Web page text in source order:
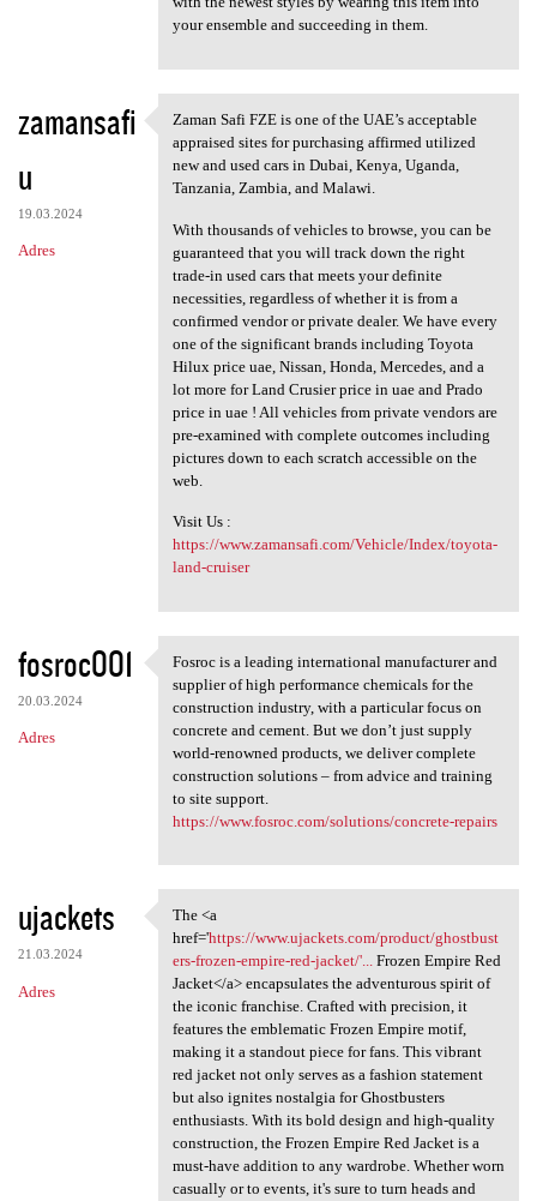
your ensemble and succeeding in them.
zamansafi
u
19.03.2024
Adres
Zaman Safi FZE is one of the
Zaman Safi FZE is one of the UAE’s acceptable
appraised sites for purchasing affirmed utilized
new and used cars in Dubai, Kenya, Uganda,
Tanzania, Zambia, and Malawi.
With thousands of vehicles to browse, you can be
guaranteed that you will track down the right
trade-in used cars that meets your definite
necessities, regardless of whether it is from a
confirmed vendor or private dealer. We have every
one of the significant brands including Toyota
Hilux price uae, Nissan, Honda, Mercedes, and a
lot more for Land Crusier price in uae and Prado
price in uae ! All vehicles from private vendors are
pre-examined with complete outcomes including
pictures down to each scratch accessible on the
web.
Visit Us :
https://www.zamansafi.com/Vehicle/Index/toyota-
land-cruiser
fosroc001
20.03.2024
Adres
Fosroc is a leading
Fosroc is a leading international manufacturer and
supplier of high performance chemicals for the
construction industry, with a particular focus on
concrete and cement. But we don’t just supply
world-renowned products, we deliver complete
construction solutions – from advice and training
to site support.
https://www.fosroc.com/solutions/concrete-repairs
ujackets
21.03.2024
Adres
The <a href='https://www
The <a
href='https://www.ujackets.com/product/ghostbust
ers-frozen-empire-red-jacket/'...Frozen Empire Red
Jacket</a> encapsulates the adventurous spirit of
the iconic franchise. Crafted with precision, it
features the emblematic Frozen Empire motif,
making it a standout piece for fans. This vibrant
red jacket not only serves as a fashion statement
but also ignites nostalgia for Ghostbusters
enthusiasts. With its bold design and high-quality
construction, the Frozen Empire Red Jacket is a
must-have addition to any wardrobe. Whether worn
casually or to events, it's sure to turn heads and